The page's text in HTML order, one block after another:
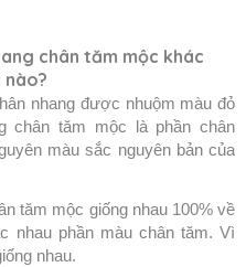
chân tăm mộc khác
nào?
nhang được nhuộm màu đỏ
chân tăm mộc là phần chân
màu sắc nguyên bản của
tăm mộc giống nhau 100% về
nhau phần màu chân tăm. Vì
nhau.